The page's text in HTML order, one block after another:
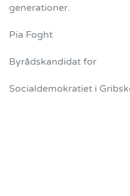
generationer.
Pia Foght
Byrådskandidat for
Socialdemokratiet i